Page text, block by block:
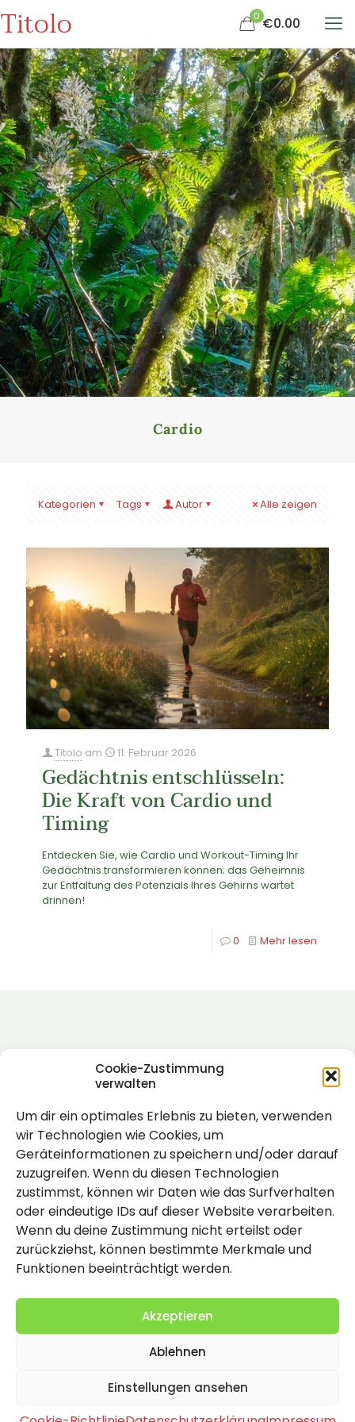
Cookie-Zustimmung
verwalten
Um dir ein optimales Erlebnis zu bieten, verwenden
wir Technologien wie Cookies, um
Geräteinformationen zu speichern und/oder darauf
zuzugreifen. Wenn du diesen Technologien
zustimmst, können wir Daten wie das Surfverhalten
oder eindeutige IDs auf dieser Website verarbeiten.
Wenn du deine Zustimmung nicht erteilst oder
zurückziehst, können bestimmte Merkmale und
Funktionen beeinträchtigt werden.
Akzeptieren
Ablehnen
Einstellungen ansehen
Titolo 0 €0.00
Cardio
Kategorien Tags Autor Alle zeigen
Titolo am 11. Februar 2026
Gedächtnis entschlüsseln:
Die Kraft von Cardio und
Timing
Entdecken Sie, wie Cardio und Workout-Timing Ihr
Gedächtnis transformieren können; das Geheimnis
zur Entfaltung des Potenzials Ihres Gehirns wartet
drinnen!
0 Mehr lesen
Rechtlich
Impressum
Datenschutzerklärung
Cookie-Richtlinie (EU)